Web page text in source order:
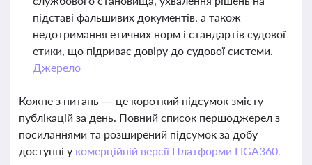
підставі фальшивих документів, а також
недотримання етичних норм і стандартів судової
етики, що підриває довіру до судової системи.
Джерело
Кожне з питань — це короткий підсумок змісту
публікацій за день. Повний список першоджерел з
посиланнями та розширений підсумок за добу
доступні у комерційній версії Платформи LIGA360.